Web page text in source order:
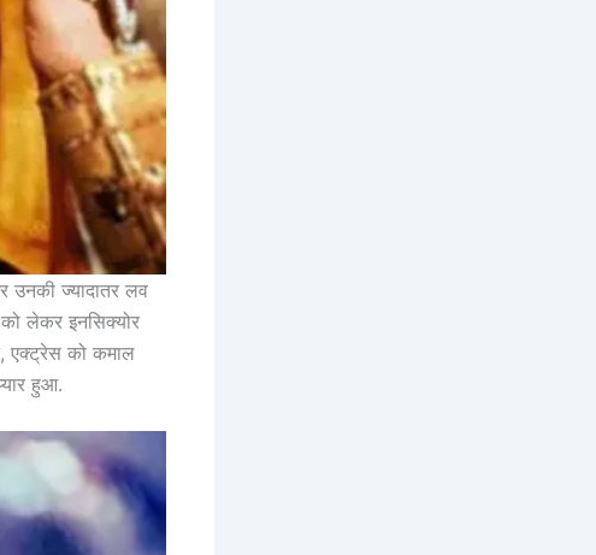
उनकी ज्यादातर लव
लेकर इनसिक्योर
एक्ट्रेस को कमाल
हुआ.